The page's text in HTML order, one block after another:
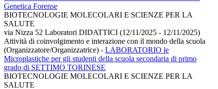
Genetica Forense
BIOTECNOLOGIE MOLECOLARI E SCIENZE PER LA
SALUTE
via Nizza 52 Laboratori DIDATTICI (12/11/2025 - 12/11/2025)
Attività di coinvolgimento e interazione con il mondo della scuola
(Organizzatore/Organizzatrice) - LABORATORIO le
Microplastiche per gli studenti della scuola secondaria di primo
grado di SETTIMO TORINESE
BIOTECNOLOGIE MOLECOLARI E SCIENZE PER LA
SALUTE